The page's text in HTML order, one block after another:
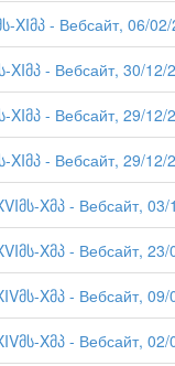
XIმპ - Вебсайт, 06/
XIმპ - Вебсайт, 30/12/
XIმპ - Вебсайт, 29/12/
XIმპ - Вебсайт, 29/12/
Xმპ - Вебсайт,
Xმპ - Вебсайт,
Xმპ - Вебсайт,
Xმპ - Вебсайт,